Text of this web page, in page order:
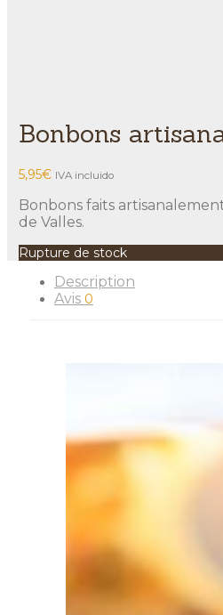
Bonbons
5,95€ IVA incluido
Bonbons faits
de Valles.
Rupture de stock
Description
Avis 0